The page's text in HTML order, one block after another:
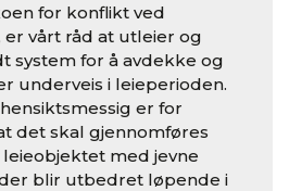
for konflikt ved
vårt råd at utleier og
system for å avdekke og
underveis i leieperioden.
er for
det skal gjennomføres
med jevne
blir utbedret løpende i